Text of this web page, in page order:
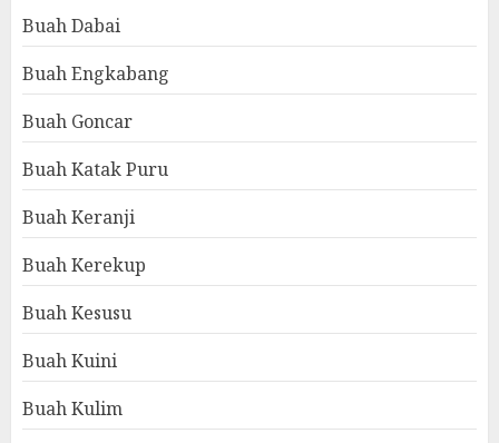
Buah Dabai
Buah Engkabang
Buah Goncar
Buah Katak Puru
Buah Keranji
Buah Kerekup
Buah Kesusu
Buah Kuini
Buah Kulim